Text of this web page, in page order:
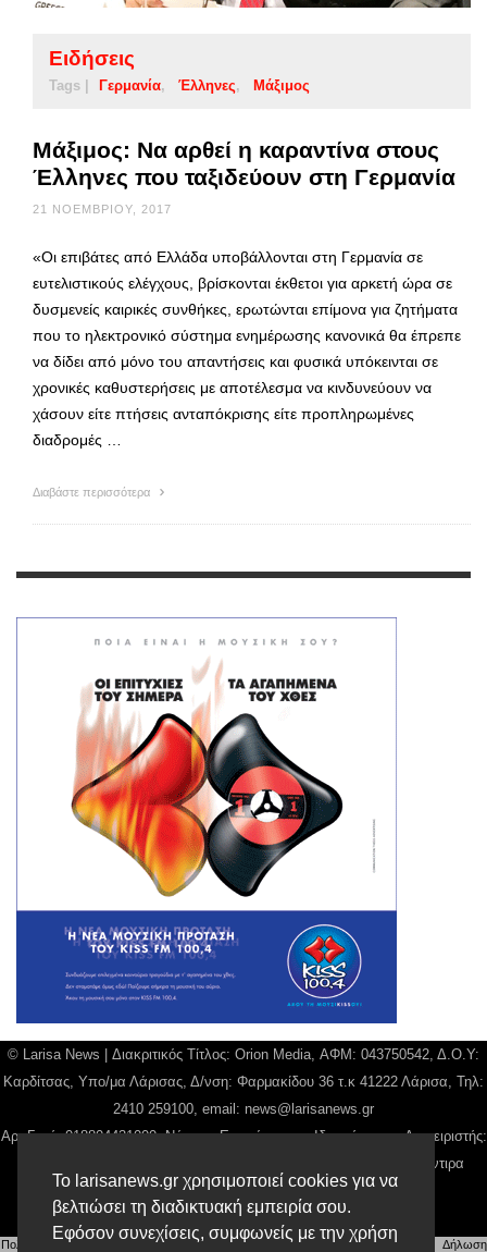
Το larisanews.gr χρησιμοποιεί cookies για να
βελτιώσει τη διαδικτυακή εμπειρία σου.
Εφόσον συνεχίσεις, συμφωνείς με την χρήση
Ειδήσεις
Tags | Γερμανία Έλληνες Μάξιμος
Μάξιμος: Να αρθεί η καραντίνα στους
Έλληνες που ταξιδεύουν στη Γερμανία
21 ΝΟΕΜΒΡΊΟΥ, 2017
«Οι επιβάτες από Ελλάδα υποβάλλονται στη Γερμανία σε
ευτελιστικούς ελέγχους, βρίσκονται έκθετοι για αρκετή ώρα σε
δυσμενείς καιρικές συνθήκες, ερωτώνται επίμονα για ζητήματα
που το ηλεκτρονικό σύστημα ενημέρωσης κανονικά θα έπρεπε
να δίδει από μόνο του απαντήσεις και φυσικά υπόκεινται σε
χρονικές καθυστερήσεις με αποτέλεσμα να κινδυνεύουν να
χάσουν είτε πτήσεις ανταπόκρισης είτε προπληρωμένες
διαδρομές …
Διαβάστε περισσότερα
© Larisa News | Διακριτικός Τίτλος: Orion Media, ΑΦΜ: 043750542, Δ.Ο.Υ:
Καρδίτσας, Υπο/μα Λάρισας, Δ/νση: Φαρμακίδου 36 τ.κ 41222 Λάρισα, Τηλ:
2410 259100, email: news@larisanews.gr
Αρ. Γεμή: 018804431000, Νόμιμος Εκπρόσωπος, Ιδιοκτήτης και Διαχειριστής:
Παναγιώτης Φιλίππου, Διευθύντρια: Γιαννουσά Βασιλική, Διευθύντιρα
Σύνταξης: Μπαλαμπάνη Βασιλική.
Δικαιούχος domain name Παναγιώτης Φιλίππου
Πολιτική Απορρήτου Αίτηση Διαχείρισης Προσωπικών Δεδομένων |Όροι χρήσης Δήλωση